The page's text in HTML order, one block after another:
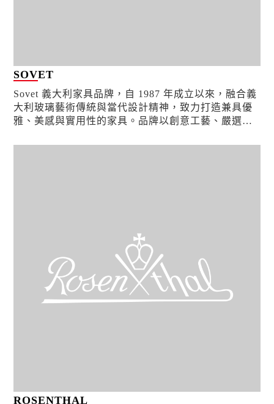
SOVET
Sovet 義大利家具品牌，自 1987 年成立以來，融合義
大利玻璃藝術傳統與當代設計精神，致力打造兼具優
雅、美感與實用性的家具。品牌以創意工藝、嚴選材
ROSENTHAL